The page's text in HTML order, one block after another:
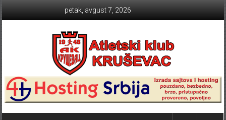
petak, avgust 7, 2026
Atletski klub KRUŠEVAC